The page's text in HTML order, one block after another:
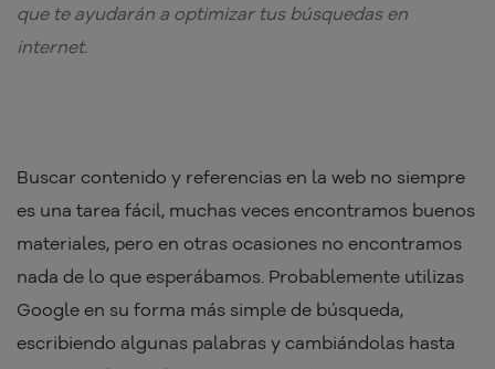
que te ayudarán a optimizar tus búsquedas en
internet.
Buscar contenido y referencias en la web no siempre
es una tarea fácil, muchas veces encontramos buenos
materiales, pero en otras ocasiones no encontramos
nada de lo que esperábamos. Probablemente utilizas
Google en su forma más simple de búsqueda,
escribiendo algunas palabras y cambiándolas hasta